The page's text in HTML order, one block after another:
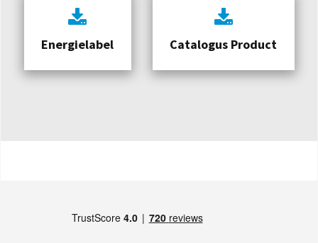
Energielabel Catalogus Product